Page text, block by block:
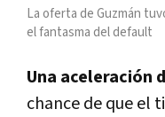
La oferta de Guzmán
el fantasma del default
Una
chance de que el